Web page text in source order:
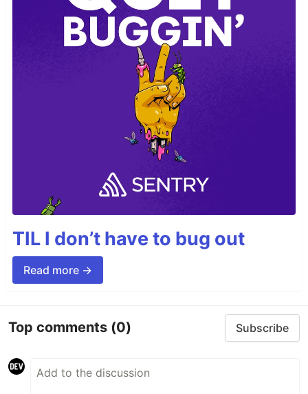
TIL I don’t have to bug out
Read more →
Top comments (0) Subscribe